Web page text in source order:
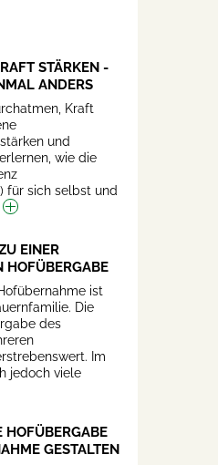
STÄRKEN -
ANDERS
Kraft
und
wie die
für sich selbst und
EINER
HOFÜBERGABE
ist
Die
des
Im
jedoch viele
HOFÜBERGABE
GESTALTEN